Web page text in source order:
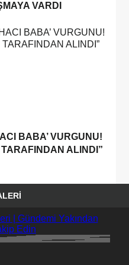
VARDI
BABA’ VURGUNU!
ALINDI”